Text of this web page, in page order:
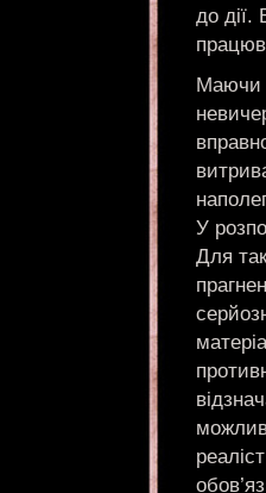
до дії.
Маючи
У
Для